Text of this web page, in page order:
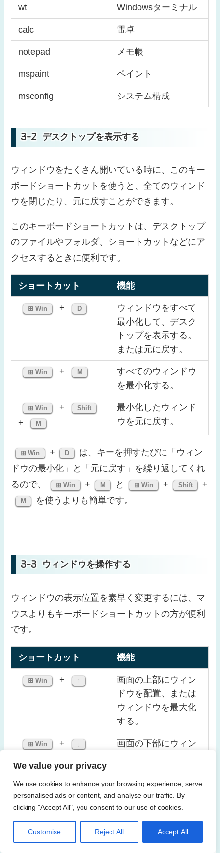
We value your privacy
We use cookies to enhance your browsing experience, serve
personalised ads or content, and analyse our traffic. By
clicking "Accept All", you consent to our use of cookies.
Customise Reject All Accept All
wt Windowsターミナル
calc 電卓
notepad メモ帳
mspaint ペイント
msconfig システム構成
デスクトップを表示する
ウィンドウをたくさん開いている時に、このキー
ボードショートカットを使うと、全てのウィンド
ウを閉じたり、元に戻すことができます。
このキーボードショートカットは、デスクトップ
のファイルやフォルダ、ショートカットなどにア
クセスするときに便利です。
ショートカット 機能
⊞ Win + D
ウィンドウをすべて
最小化して、デスク
トップを表示する。
または元に戻す。
⊞ Win + M
すべてのウィンドウ
を最小化する。
⊞ Win + Shift
+ M
最小化したウィンド
ウを元に戻す。
⊞ Win + D
は、キーを押すたびに「ウィン
ドウの最小化」と「元に戻す」を繰り返してくれ
るので、
⊞ Win + M と ⊞ Win + Shift +
M を使うよりも簡単です。
ウィンドウを操作する
ウィンドウの表示位置を素早く変更するには、マ
ウスよりもキーボードショートカットの方が便利
です。
ショートカット 機能
⊞ Win + ↑
画面の上部にウィン
ドウを配置、または
ウィンドウを最大化
する。
⊞ Win + ↓
画面の下部にウィン
する。
⊞ Win + →
画面の右側にウィン
ドウを配置、または
ウィンドウを最大化